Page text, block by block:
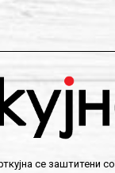
се заштитени со